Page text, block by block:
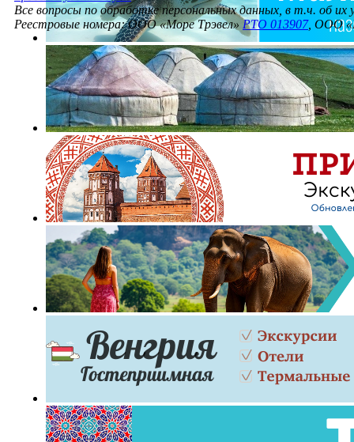
Все вопросы по обработке персональных данных, в т.ч. об их
Реестровые номера: ООО «Море Трэвел» РТО 013907, ООО